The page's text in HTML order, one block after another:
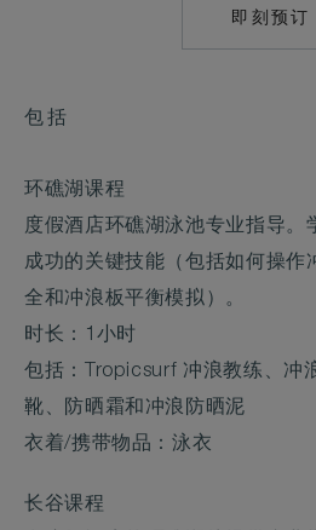
即刻预订
包括
环礁湖课程
度假酒店环礁湖泳池专业指导。
成功的关键技能（包括如何操作
全和冲浪板平衡模拟）。
时长：1小时
包括：Tropicsurf 冲浪教练、冲
靴、防晒霜和冲浪防晒泥
衣着/携带物品：泳衣
长谷课程